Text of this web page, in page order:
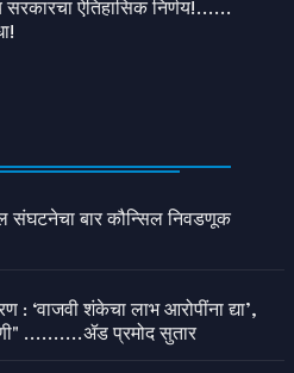
सरकारचा ऐतिहासिक निर्णय!......
संघटनेचा बार कौन्सिल निवडणूक
‘वाजवी शंकेचा लाभ आरोपींना द्या’,
..........ॲड प्रमोद सुतार